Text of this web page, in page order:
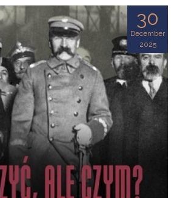
30
December
2025